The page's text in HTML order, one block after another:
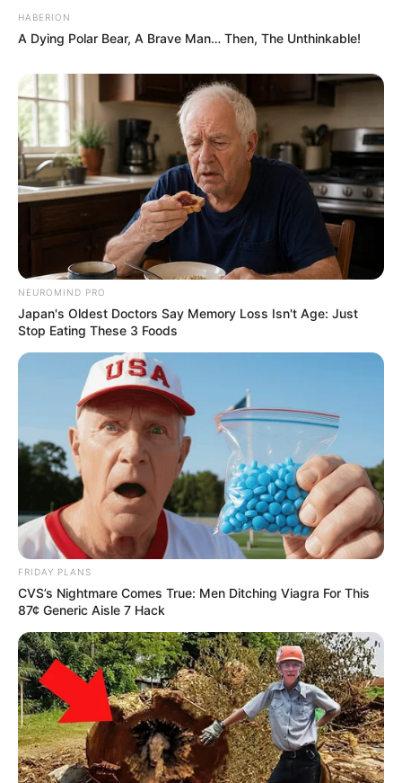
HABERION
A Dying Polar Bear, A Brave Man… Then, The Unthinkable!
NEUROMIND PRO
Japan's Oldest Doctors Say Memory Loss Isn't Age: Just
Stop Eating These 3 Foods
FRIDAY PLANS
CVS’s Nightmare Comes True: Men Ditching Viagra For This
87¢ Generic Aisle 7 Hack